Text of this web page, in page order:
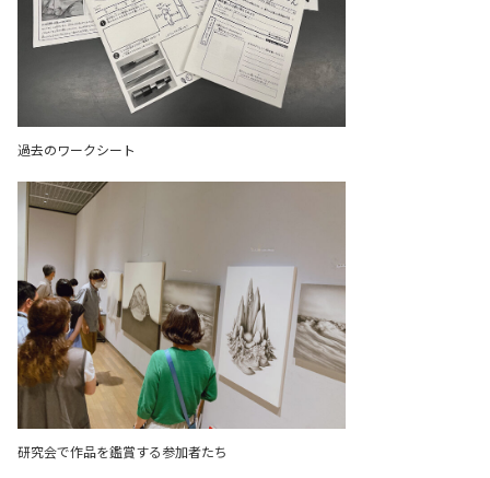
過去のワークシート
研究会で作品を鑑賞する参加者たち